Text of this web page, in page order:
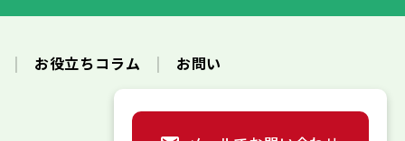
お役立ちコラム お問い